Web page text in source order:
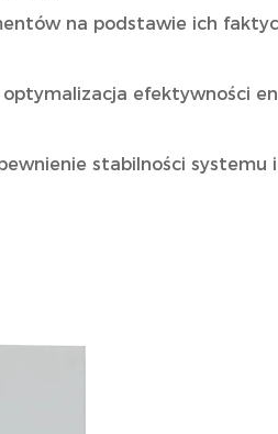
na podstawie ich
efektywności
stabilności systemu